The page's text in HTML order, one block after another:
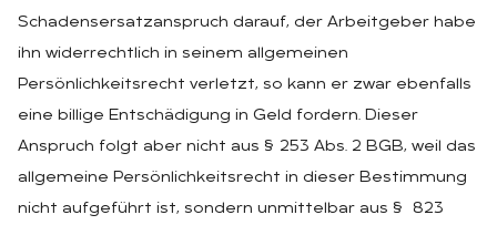
Schadensersatzanspruch darauf, der Arbeitgeber habe
ihn widerrechtlich in seinem allgemeinen
Persönlichkeitsrecht verletzt, so kann er zwar ebenfalls
eine billige Entschädigung in Geld fordern. Dieser
Anspruch folgt aber nicht aus § 253 Abs. 2 BGB, weil das
allgemeine Persönlichkeitsrecht in dieser Bestimmung
nicht aufgeführt ist, sondern unmittelbar aus § 823